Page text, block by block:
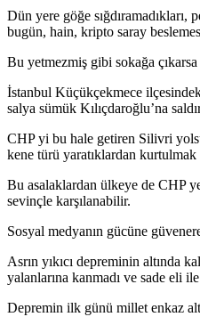
Dün yere göğe
bugün, hain, kripto saray
Bu yetmezmiş gibi sokağa
İstanbul Küçükçekmece
salya sümük Kılıçdaroğlu’na
CHP yi bu hale getiren Silivri
kene türü yaratıklardan
Bu asalaklardan ülkeye de CHP
sevinçle karşılanabilir.
Sosyal medyanın gücüne
Asrın yıkıcı depreminin altında
yalanlarına kanmadı ve sade eli
Depremin ilk günü millet enkaz